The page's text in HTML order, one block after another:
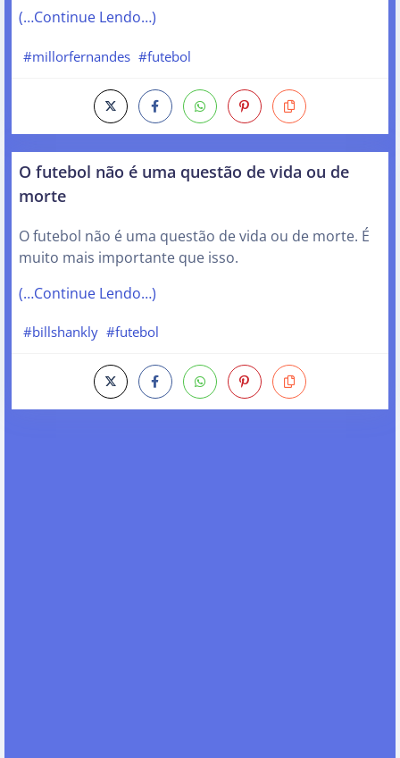
(…Continue Lendo…)
#millorfernandes #futebol
O futebol não é uma questão de vida ou de
morte
O futebol não é uma questão de vida ou de morte. É
muito mais importante que isso.
(…Continue Lendo…)
#billshankly #futebol